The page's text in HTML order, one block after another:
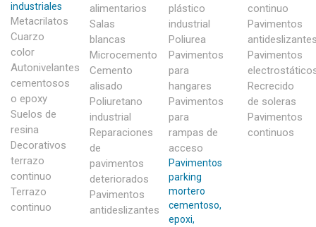
industriales
Metacrilatos
Cuarzo
color
Autonivelantes
cementosos
o epoxy
Suelos de
resina
Decorativos
terrazo
continuo
Terrazo
continuo
alimentarios
Salas
blancas
Microcemento
Cemento
alisado
Poliuretano
industrial
Reparaciones
de
pavimentos
deteriorados
Pavimentos
antideslizantes
plástico
industrial
Poliurea
Pavimentos
para
hangares
Pavimentos
para
rampas de
acceso
Pavimentos
parking
mortero
cementoso,
epoxi,
continuo
Pavimentos
Pavimentos
Recrecido
de soleras
Pavimentos
continuos